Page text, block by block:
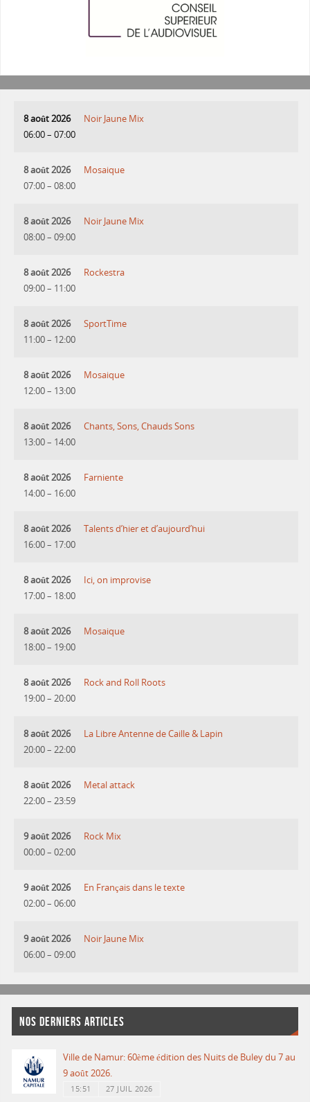
8 août 2026
06:00– 07:00
Noir Jaune Mix
8 août 2026
07:00– 08:00
Mosaique
8 août 2026
08:00– 09:00
Noir Jaune Mix
8 août 2026
09:00– 11:00
Rockestra
8 août 2026
11:00– 12:00
SportTime
8 août 2026
12:00– 13:00
Mosaique
8 août 2026
13:00– 14:00
Chants, Sons, Chauds Sons
8 août 2026
14:00– 16:00
Farniente
8 août 2026
16:00– 17:00
Talents d’hier et d’aujourd’hui
8 août 2026
17:00– 18:00
Ici, on improvise
8 août 2026
18:00– 19:00
Mosaique
8 août 2026
19:00– 20:00
Rock and Roll Roots
8 août 2026
20:00– 22:00
La Libre Antenne de Caille & Lapin
8 août 2026
22:00– 23:59
Metal attack
9 août 2026
00:00– 02:00
Rock Mix
9 août 2026
02:00– 06:00
En Français dans le texte
9 août 2026
06:00– 09:00
Noir Jaune Mix
NOS DERNIERS ARTICLES
Ville de Namur: 60ème édition des Nuits de Buley du 7 au
9 août 2026.
15:51 27 JUIL 2026